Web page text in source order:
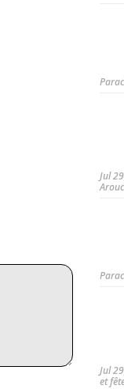
Jul
Jul
et